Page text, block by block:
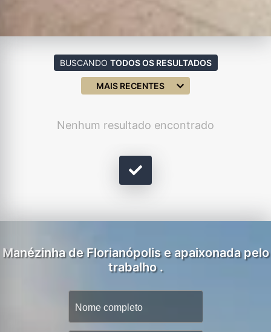
BUSCANDO TODOS OS RESULTADOS
MAIS RECENTES
Nenhum resultado encontrado
Manézinha de Florianópolis e apaixonada pelo
trabalho .